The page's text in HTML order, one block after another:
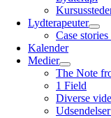
Lydterapeuter
Case
Kalender
Medier
The Note
1 Field
Diverse